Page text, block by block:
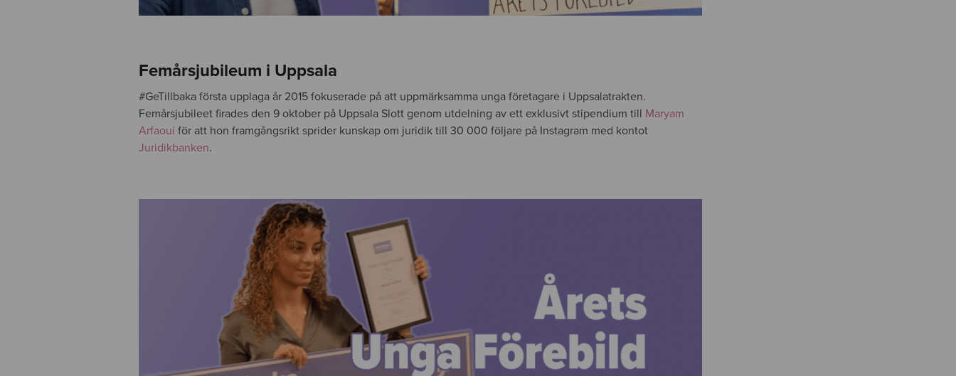
Femårsjubileum i Uppsala
#GeTillbaka första upplaga år 2015 fokuserade på att uppmärksamma unga företagare i Uppsalatrakten.
Femårsjubileet firades den 9 oktober på Uppsala Slott genom utdelning av ett exklusivt stipendium till Maryam
Arfaoui för att hon framgångsrikt sprider kunskap om juridik till 30 000 följare på Instagram med kontot
Juridikbanken.